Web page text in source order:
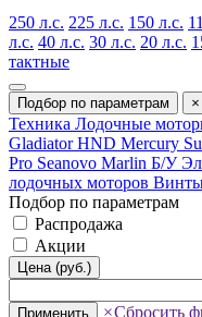
250 л.с. 225 л.с. 150 л.с.
л.с. 40 л.с. 30 л.с. 20 л.с.
тактные
Подбор по параметрам ×
Техника Лодочные
GladiatorHND Mercury
Pro Seanovo Marlin Б/У
лодочных моторов
Подбор по параметрам
Распродажа
Акции
Цена (руб.)
Применить ×Сбросить